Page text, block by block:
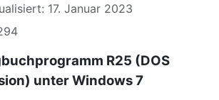
17. Januar 2023
R25 (DOS
unter Windows 7